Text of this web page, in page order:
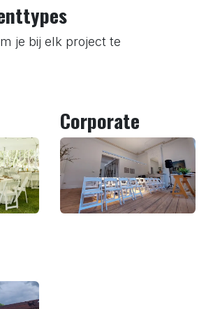
je bij elk project te
Corporate